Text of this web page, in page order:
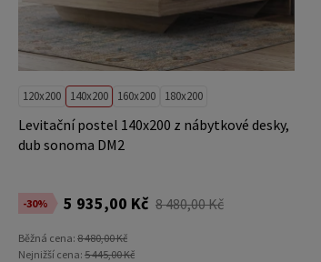
120x200 140x200 160x200 180x200
Levitační postel 140x200 z nábytkové desky,
dub sonoma DM2
-30% 5 935,00 Kč 8 480,00 Kč
Běžná cena: 8 480,00 Kč
Nejnižší cena: 5 445,00 Kč